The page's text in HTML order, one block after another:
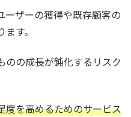
ーザーの獲得や既存顧客の
す。
のの成長が鈍化するリスク
度を高めるためのサービス